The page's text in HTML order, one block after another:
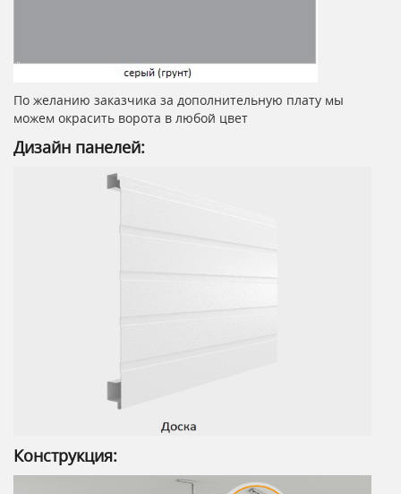
По желанию заказчика за дополнительную плату мы
можем окрасить ворота в любой цвет
Дизайн панелей:
Конструкция: